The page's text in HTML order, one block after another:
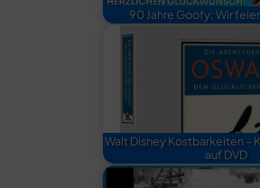
90 Jahre Goofy: Wir
Walt Disney Kostbarkeiten –
auf DVD